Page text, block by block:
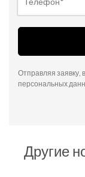
Отправляя заявку,
персональных
Другие